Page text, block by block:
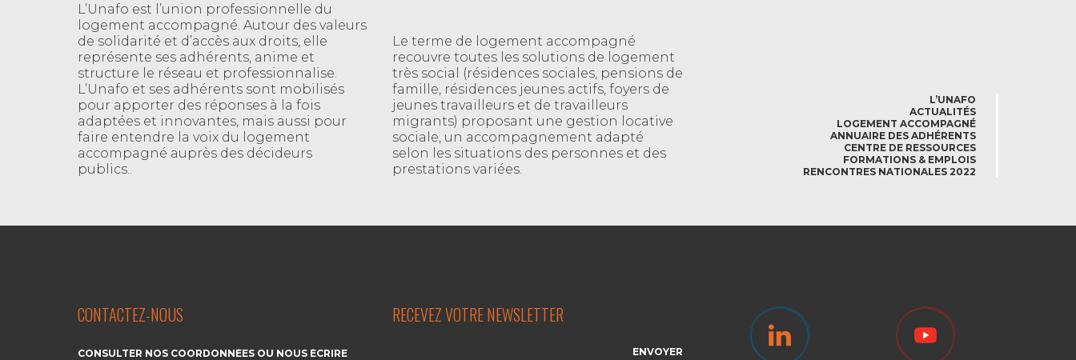
L’Unafo est l’union professionnelle du
logement accompagné. Autour des valeurs
de solidarité et d’accès aux droits, elle
représente ses adhérents, anime et
structure le réseau et professionnalise.
L’Unafo et ses adhérents sont mobilisés
pour apporter des réponses à la fois
adaptées et innovantes, mais aussi pour
faire entendre la voix du logement
accompagné auprès des décideurs
publics..
Le terme de logement accompagné
recouvre toutes les solutions de logement
très social (résidences sociales, pensions de
famille, résidences jeunes actifs, foyers de
jeunes travailleurs et de travailleurs
migrants) proposant une gestion locative
sociale, un accompagnement adapté
selon les situations des personnes et des
prestations variées.
L’UNAFO
ACTUALITÉS
LOGEMENT ACCOMPAGNÉ
ANNUAIRE DES ADHÉRENTS
CENTRE DE RESSOURCES
FORMATIONS & EMPLOIS
RENCONTRES NATIONALES 2022
CONTACTEZ-NOUS
CONSULTER NOS COORDONNÉES OU NOUS ÉCRIRE
RECEVEZ VOTRE NEWSLETTER